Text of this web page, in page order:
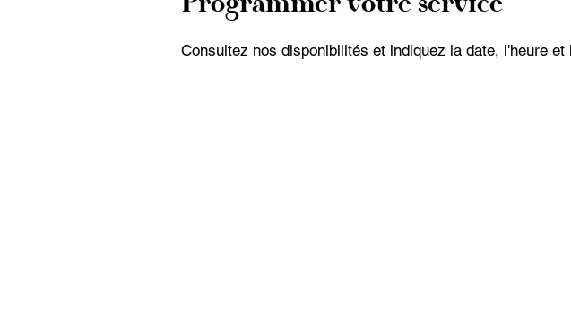
Programmer votre service
Consultez nos disponibilités et indiquez la date, l'heure